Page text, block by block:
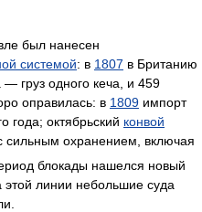
был нанесен
системой: в 1807 в Британию
груз одного кеча, и 459
оправилась: в 1809 импорт
года; октябрьский конвой
сильным охранением, включая
блокады нашелся новый
этой линии небольшие суда